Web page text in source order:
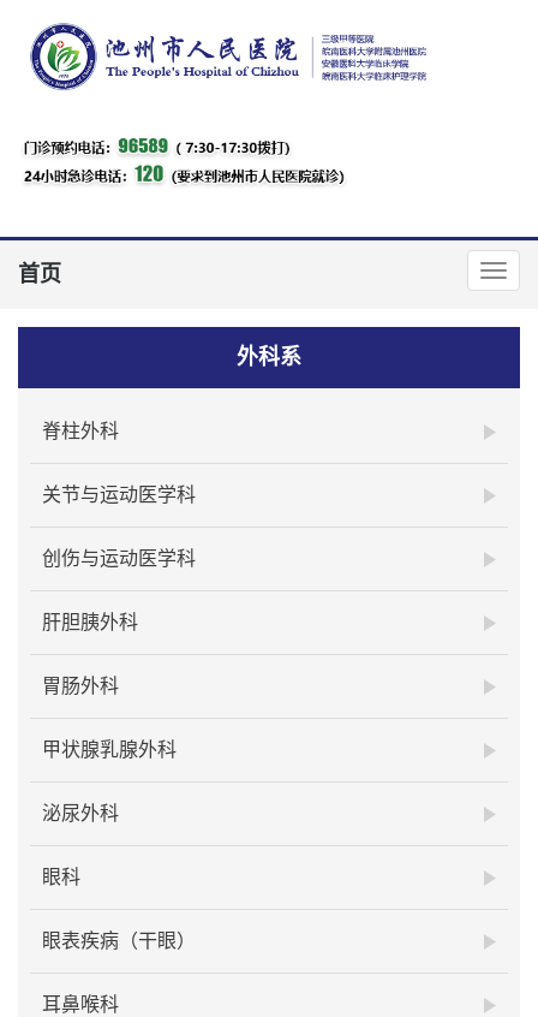
首页
外科系
脊柱外科
关节与运动医学科
创伤与运动医学科
肝胆胰外科
胃肠外科
甲状腺乳腺外科
泌尿外科
眼科
眼表疾病（干眼）
耳鼻喉科